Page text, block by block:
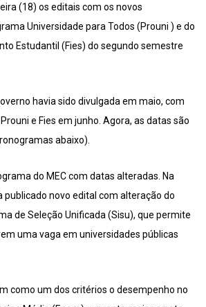
(18) os editais com os novos
Universidade para Todos (Prouni ) e do
Estudantil (Fies) do segundo semestre
havia sido divulgada em maio, com
e Fies em junho. Agora, as datas são
abaixo).
do MEC com datas alteradas. Na
publicado novo edital com alteração do
de Seleção Unificada (Sisu), que permite
uma vaga em universidades públicas
como um dos critérios o desempenho no